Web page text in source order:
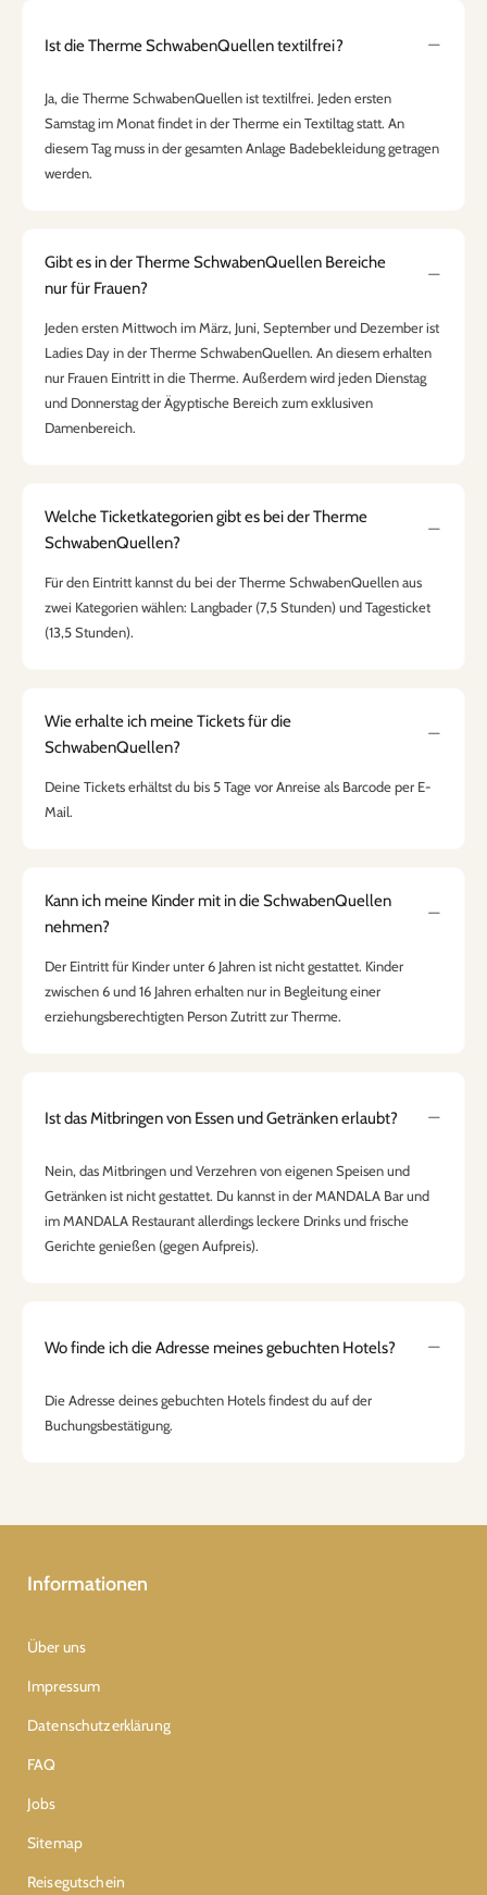
Ist die Therme SchwabenQuellen textilfrei?
Ja, die Therme SchwabenQuellen ist textilfrei. Jeden ersten
Samstag im Monat findet in der Therme ein Textiltag statt. An
diesem Tag muss in der gesamten Anlage Badebekleidung getragen
werden.
Gibt es in der Therme SchwabenQuellen Bereiche
nur für Frauen?
Jeden ersten Mittwoch im März, Juni, September und Dezember ist
Ladies Day in der Therme SchwabenQuellen. An diesem erhalten
nur Frauen Eintritt in die Therme. Außerdem wird jeden Dienstag
und Donnerstag der Ägyptische Bereich zum exklusiven
Damenbereich.
Welche Ticketkategorien gibt es bei der Therme
SchwabenQuellen?
Für den Eintritt kannst du bei der Therme SchwabenQuellen aus
zwei Kategorien wählen: Langbader (7,5 Stunden) und Tagesticket
(13,5 Stunden).
Wie erhalte ich meine Tickets für die
SchwabenQuellen?
Deine Tickets erhältst du bis 5 Tage vor Anreise als Barcode per E-
Mail.
Kann ich meine Kinder mit in die SchwabenQuellen
nehmen?
Der Eintritt für Kinder unter 6 Jahren ist nicht gestattet. Kinder
zwischen 6 und 16 Jahren erhalten nur in Begleitung einer
erziehungsberechtigten Person Zutritt zur Therme.
Ist das Mitbringen von Essen und Getränken erlaubt?
Nein, das Mitbringen und Verzehren von eigenen Speisen und
Getränken ist nicht gestattet. Du kannst in der MANDALA Bar und
im MANDALA Restaurant allerdings leckere Drinks und frische
Gerichte genießen (gegen Aufpreis).
Wo finde ich die Adresse meines gebuchten Hotels?
Die Adresse deines gebuchten Hotels findest du auf der
Buchungsbestätigung.
Informationen
Über uns
Impressum
Datenschutzerklärung
FAQ
Jobs
Sitemap
Reisegutschein